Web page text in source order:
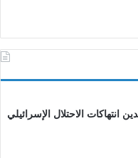
انتهاكات الاحتلال الإسرائيلي